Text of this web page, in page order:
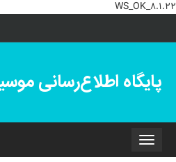
WS_OK_8.1.22
پایگاه اطلاع‌رسانی
Toggle
navigation